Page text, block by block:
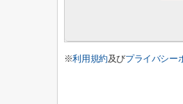
※利用規約及びプライバシー